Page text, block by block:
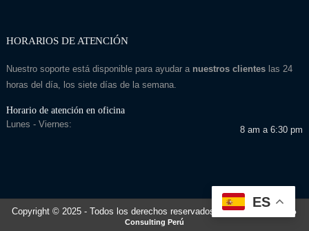
HORARIOS DE ATENCIÓN
Nuestro soporte está disponible para ayudar a nuestros clienteslas 24
horas del día, los siete días de la semana.
Horario de atención en oficina
Lunes - Viernes:
8 am a 6:30 pm
Copyright © 2025- Todos los derechos reservados
Desarrollado por: Seo
Consulting Perú
ES